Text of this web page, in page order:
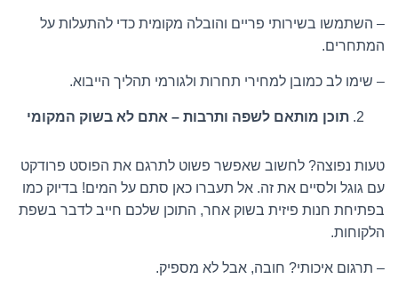
– השתמשו בשירותי פריים והובלה מקומית כדי להתעלות על
המתחרים.
– שימו לב כמובן למחירי תחרות ולגורמי תהליך הייבוא.
תוכן מותאם לשפה ותרבות – אתם לא בשוק המקומי
טעות נפוצה? לחשוב שאפשר פשוט לתרגם את הפוסט פרודקט
עם גוגל ולסיים את זה. אל תעברו כאן סתם על המים! בדיוק כמו
בפתיחת חנות פיזית בשוק אחר, התוכן שלכם חייב לדבר בשפת
הלקוחות.
– תרגום איכותי? חובה, אבל לא מספיק.